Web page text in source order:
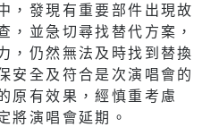
，發現有重要部件出現故
，並急切尋找替代方案，
，仍然無法及時找到替換
安全及符合是次演唱會的
原有效果，經慎重考慮
將演唱會延期。